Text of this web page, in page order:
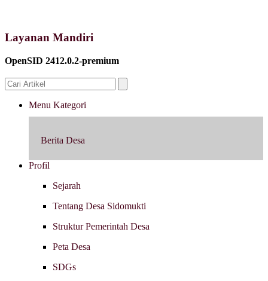
Layanan Mandiri
OpenSID 2412.0.2-premium
Menu Kategori
Berita Desa
Profil
Sejarah
Tentang Desa Sidomukti
Struktur Pemerintah Desa
Peta Desa
SDGs